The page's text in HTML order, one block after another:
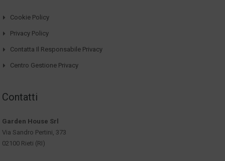
Cookie Policy
Privacy Policy
Contatta Il Responsabile Privacy
Centro Gestione Privacy
Contatti
Garden House Srl
Via Sandro Pertini, 373
02100 Rieti (RI)